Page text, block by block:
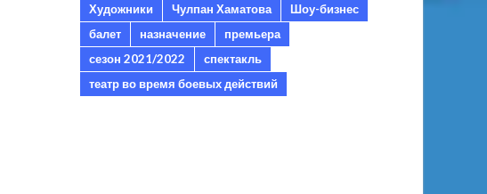
Художники
Чулпан Хаматова
Шоу-бизнес
балет
назначение
премьера
сезон 2021/2022
спектакль
театр во время боевых действий